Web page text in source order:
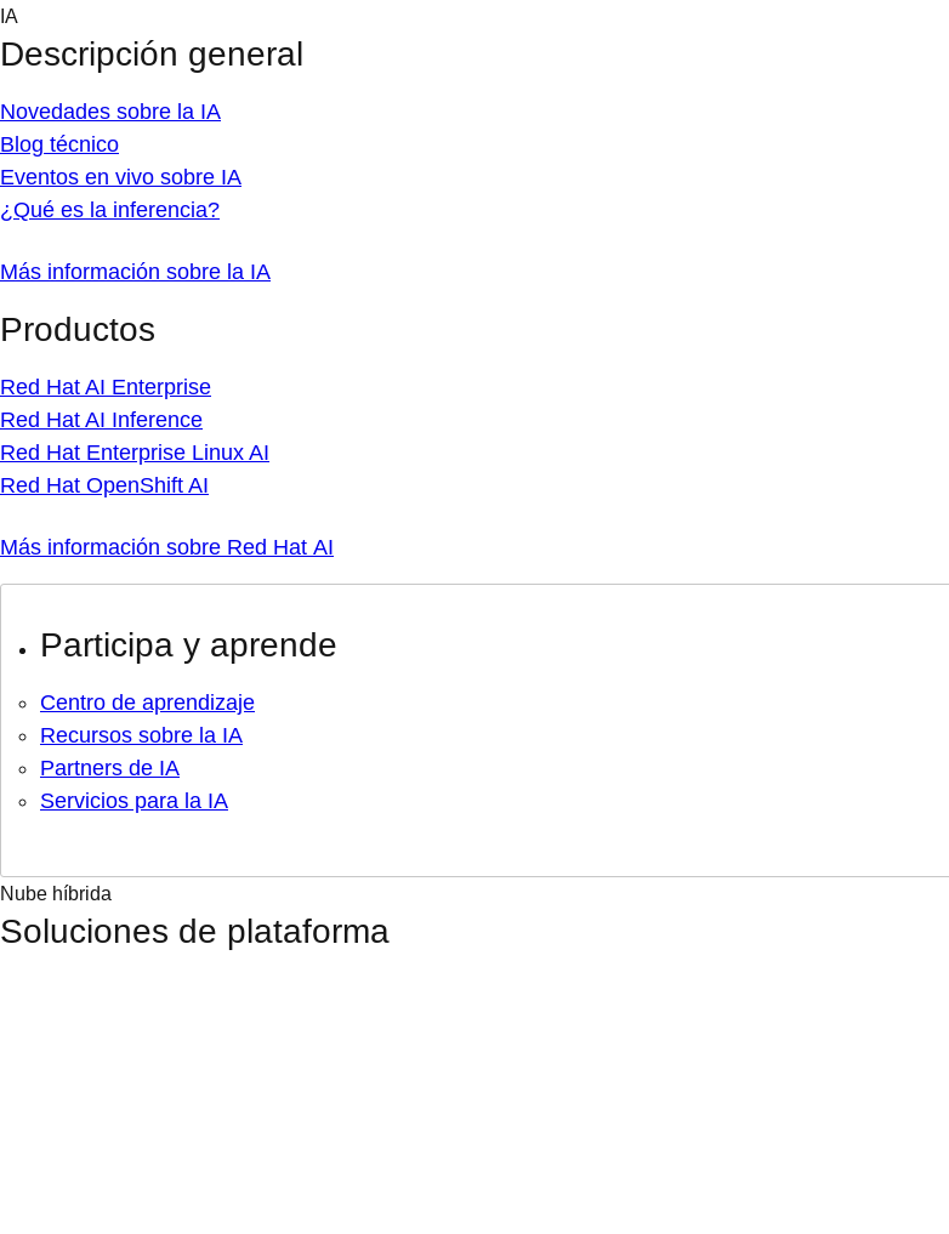
Skip
content
IA
Descripción general
Novedades sobre la IA
Blog técnico
Eventos en vivo sobre IA
¿Qué es la inferencia?
Más información sobre la IA
Productos
Red Hat AI Enterprise
Red Hat AI Inference
Red Hat Enterprise Linux AI
Red Hat OpenShift AI
Más información sobre Red Hat AI
Participa y aprende
Centro de aprendizaje
Recursos sobre la IA
Partners de IA
Servicios para la IA
Nube híbrida
Soluciones de plataforma